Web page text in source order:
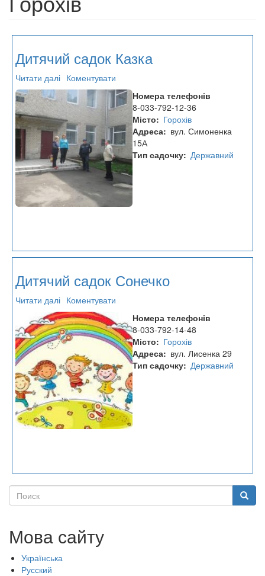
Дитячий садок Казка
Читати далі про
Дитячий
садок
Казка
Коментувати
Номера телефонів
8-033-792-12-36
Місто
Горохів
Адреса
вул. Симоненка
15А
Тип садочку Державний
Дитячий садок Сонечко
Читати далі про
Дитячий
садок
Сонечко
Коментувати
Номера телефонів
8-033-792-14-48
Місто
Горохів
Адреса
вул. Лисенка 29
Тип садочку Державний
Поиск Поиск
Мова сайту
Українська
Русский